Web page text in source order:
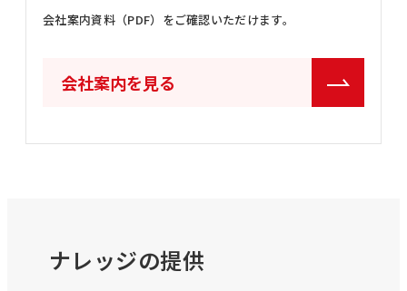
会社案内資料（PDF）をご確認いただけます。
会社案内を見る
ナレッジの提供